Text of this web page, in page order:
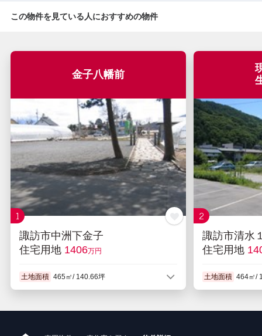
この物件を見ている人におすすめの物件
金子八幡前
1
諏訪市中洲下金子
住宅用地 1406万円
土地面積 465㎡/ 140.66坪
用途地域 第２種中高層住居専用地域
2
諏訪市清水
住宅用地
土地面積 464㎡/
用途地域 準工業